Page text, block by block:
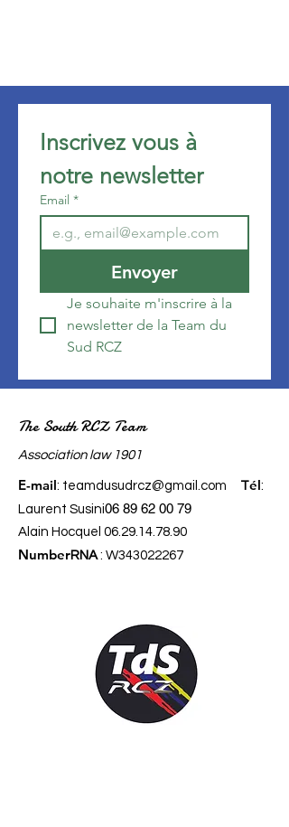
Inscrivez vous à
notre newsletter
Email *
Envoyer
Je souhaite m'inscrire à la
newsletter de la Team du
Sud RCZ
The South RCZ Team
​Association law 1901
E-mail: teamdusudrcz@gmail.com Tél:
Laurent Susini06 89 62 00 79
Alain Hocquel 06.29.14.78.90
NumberRNA: W343022267